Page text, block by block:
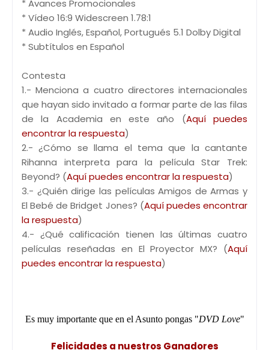
* Avances Promocionales
* Vídeo 16:9 Widescreen 1.78:1
* Audio Inglés, Español, Portugués 5.1 Dolby Digital
* Subtítulos en Español
Contesta
1.- Menciona a cuatro directores internacionales
que hayan sido invitado a formar parte de las filas
de la Academia en este año (Aquí puedes
encontrar la respuesta)
2.- ¿Cómo se llama el tema que la cantante
Rihanna interpreta para la película Star Trek:
Beyond? (Aquí puedes encontrar la respuesta)
3.- ¿Quién dirige las películas Amigos de Armas y
El Bebé de Bridget Jones? (Aquí puedes encontrar
la respuesta)
4.- ¿Qué calificación tienen las últimas cuatro
películas reseñadas en El Proyector MX? (Aquí
puedes encontrar la respuesta)
Es muy importante que en el Asunto pongas "DVD Love"
Felicidades a nuestros Ganadores